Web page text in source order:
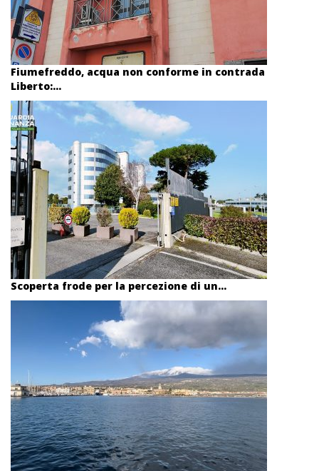
Fiumefreddo, acqua non conforme in contrada
Liberto:...
Scoperta frode per la percezione di un...